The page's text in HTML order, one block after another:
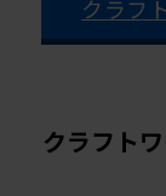
クラフ
クラフト